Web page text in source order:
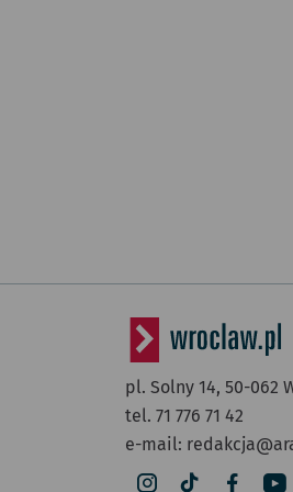
pl. Solny 14, 50-062
tel. 71 776 71 42
e-mail: